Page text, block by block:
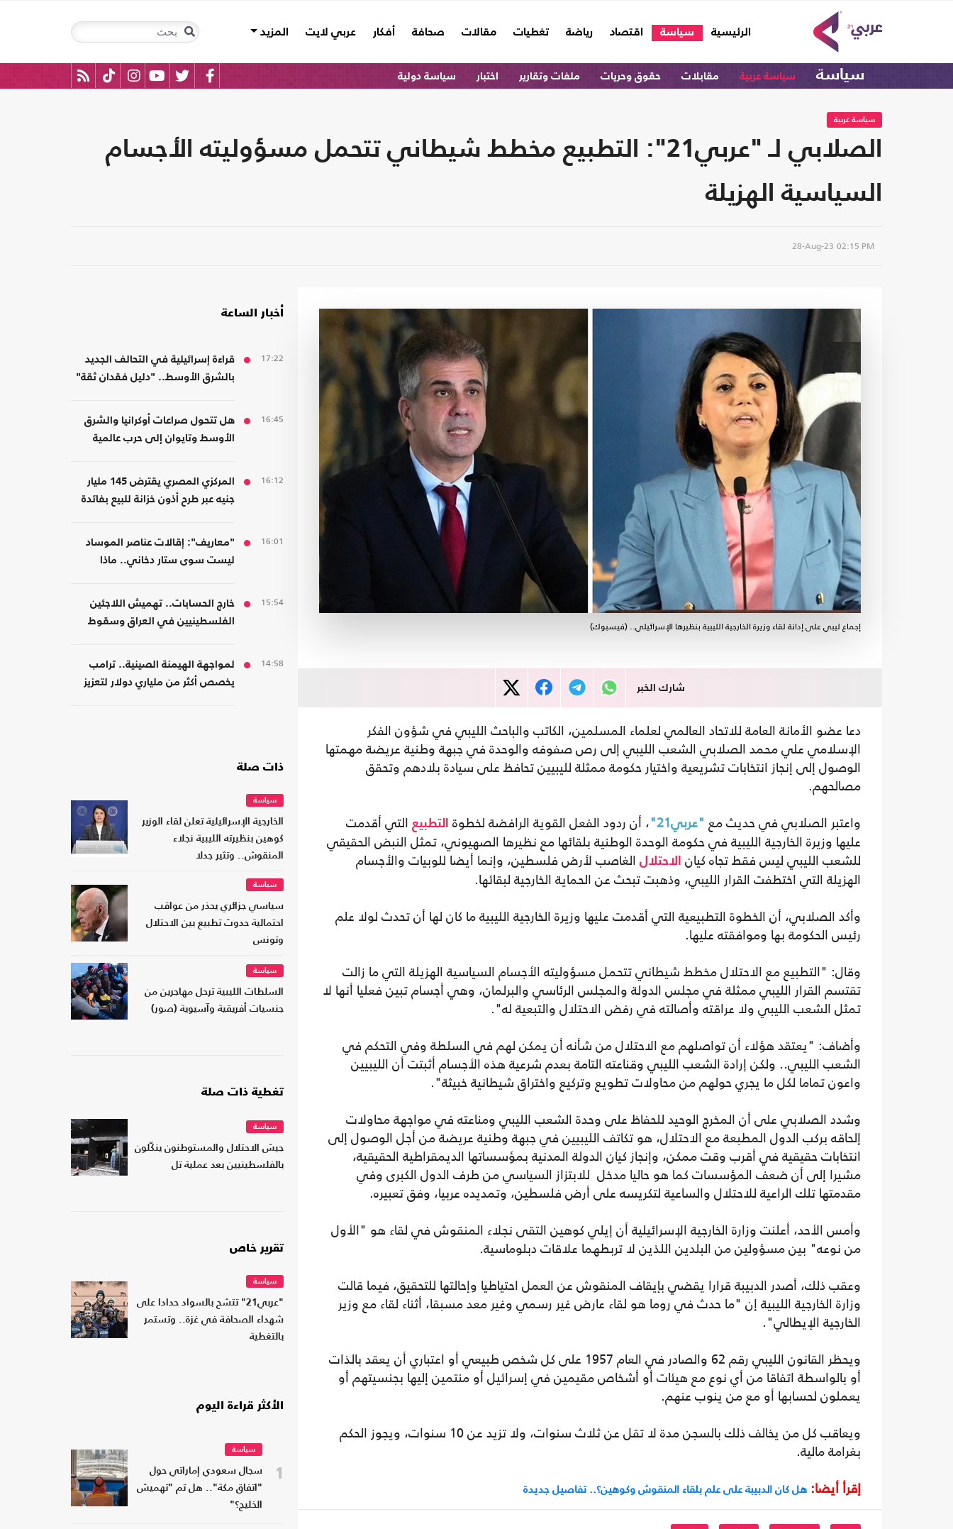
الرئيسية
(current) سياسة اقتصاد رياضة تغطيات مقالات صحافة أفكار عربي لايت المزيد
سياسة سياسة عربية مقابلات حقوق وحريات ملفات وتقارير اختبار سياسة دولية
سياسة عربية
الصلابي لـ "عربي21": التطبيع مخطط شيطاني تتحمل مسؤوليته الأجسام
السياسية الهزيلة
28-Aug-23 02:15 PM
إجماع ليبي على إدانة لقاء وزيرة الخارجية الليبية بنظيرها الإسرائيلي.. (فيسبوك)
شارك الخبر
دعا عضو الأمانة العامة للاتحاد العالمي لعلماء المسلمين، الكاتب والباحث الليبي في شؤون الفكر
الإسلامي علي محمد الصلابي الشعب الليبي إلى رص صفوفه والوحدة في جبهة وطنية عريضة مهمتها
الوصول إلى إنجاز انتخابات تشريعية واختيار حكومة ممثلة لليبيين تحافظ على سيادة بلادهم وتحقق
مصالحهم.
واعتبر الصلابي في حديث مع "عربي21" ، أن ردود الفعل القوية الرافضة لخطوة التطبيع التي أقدمت
عليها وزيرة الخارجية الليبية في حكومة الوحدة الوطنية بلقائها مع نظيرها الصهيوني، تمثل النبض الحقيقي
للشعب الليبي ليس فقط تجاه كيان
الاحتلال الغاصب لأرض فلسطين، وإنما أيضا للوبيات والأجسام
الهزيلة التي اختطفت القرار الليبي، وذهبت تبحث عن الحماية الخارجية لبقائها.
وأكد الصلابي، أن الخطوة التطبيعية التي أقدمت عليها وزيرة الخارجية الليبية ما كان لها أن تحدث لولا علم
رئيس الحكومة بها وموافقته عليها.
وقال: "التطبيع مع الاحتلال مخطط شيطاني تتحمل مسؤوليته الأجسام السياسية الهزيلة التي ما زالت
تقتسم القرار الليبي ممثلة في مجلس الدولة والمجلس الرئاسي والبرلمان، وهي أجسام تبين فعليا أنها لا
تمثل الشعب الليبي ولا عراقته وأصالته في رفض الاحتلال والتبعية له".
وأضاف: "يعتقد هؤلاء أن تواصلهم مع الاحتلال من شأنه أن يمكن لهم في السلطة وفي التحكم في
الشعب الليبي.. ولكن إرادة الشعب الليبي وقناعته التامة بعدم شرعية هذه الأجسام أثبتت أن الليبيين
واعون تماما لكل ما يجري حولهم من محاولات تطويع وتركيع واختراق شيطانية خبيثة".
وشدد الصلابي على أن المخرج الوحيد للحفاظ على وحدة الشعب الليبي ومناعته في مواجهة محاولات
إلحاقه بركب الدول المطبعة مع الاحتلال، هو تكاتف الليبيين في جبهة وطنية عريضة من أجل الوصول إلى
انتخابات حقيقية في أقرب وقت ممكن، وإنجاز كيان الدولة المدنية بمؤسساتها الديمقراطية الحقيقية،
مشيرا إلى أن ضعف المؤسسات كما هو حاليا مدخل للابتزاز السياسي من طرف الدول الكبرى وفي
مقدمتها تلك الراعية للاحتلال والساعية لتكريسه على أرض فلسطين، وتمديده عربيا، وفق تعبيره.
وأمس الأحد، أعلنت وزارة الخارجية الإسرائيلية أن إيلي كوهين التقى نجلاء المنقوش في لقاء هو "الأول
من نوعه" بين مسؤولين من البلدين اللذين لا تربطهما علاقات دبلوماسية.
وعقب ذلك، أصدر الدبيبة قرارا يقضي بإيقاف المنقوش عن العمل احتياطيا وإحالتها للتحقيق، فيما قالت
وزارة ‏‎الخارجية الليبية إن "ما حدث في روما هو لقاء عارض غير رسمي وغير معد مسبقا، أثناء لقاء مع وزير
الخارجية الإيطالي".
ويحظر القانون الليبي رقم 62 والصادر في العام 1957 على كل شخص طبيعي أو اعتباري أن يعقد بالذات
أو بالواسطة اتفاقا من أي نوع مع هيئات أو أشخاص مقيمين في إسرائيل أو منتمين إليها بجنسيتهم أو
يعملون لحسابها أو مع من ينوب عنهم.
ويعاقب كل من يخالف ذلك بالسجن مدة لا تقل عن ثلاث سنوات، ولا تزيد عن 10 سنوات، ويجوز الحكم
بغرامة مالية.
إقرأ أيضا: هل كان الدبيبة على علم بلقاء المنقوش وكوهين؟.. تفاصيل جديدة
أخبار الساعة
17:22
قراءة إسرائيلية في التحالف الجديد
بالشرق الأوسط.. "دليل فقدان ثقة"
16:45
هل تتحول صراعات أوكرانيا والشرق
الأوسط وتايوان إلى حرب عالمية
16:12
المركزي المصري يقترض 145 مليار
جنيه عبر طرح أذون خزانة للبيع بفائدة
16:01
"معاريف": إقالات عناصر الموساد
ليست سوى ستار دخاني.. ماذا
15:54
خارج الحسابات.. تهميش اللاجئين
الفلسطينيين في العراق وسقوط
14:58
لمواجهة الهيمنة الصينية.. ترامب
يخصص أكثر من ملياري دولار لتعزيز
ذات صلة
سياسة
الخارجية الإسرائيلية تعلن لقاء الوزير
كوهين بنظيرته الليبية نجلاء
المنقوش.. وتثير جدلا
سياسة
سياسي جزائري يحذر من عواقب
احتمالية حدوث تطبيع بين الاحتلال
وتونس
سياسة
السلطات الليبية ترحل مهاجرين من
جنسيات أفريقية وآسيوية (صور)
تغطية ذات صلة
سياسة
جيش الاحتلال والمستوطنون ينكّلون
بالفلسطينيين بعد عملية تل
تقرير خاص
سياسة
"عربي21" تتشح بالسواد حدادا على
شهداء الصحافة في غزة.. وتستمر
بالتغطية
الأكثر قراءة اليوم
1
سياسة
سجال سعودي إماراتي حول
"اتفاق مكة".. هل تم "تهميش
الخليج؟"